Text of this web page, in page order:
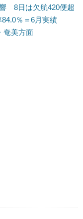
8日は欠航420便超
％＝6月実績
奄美方面